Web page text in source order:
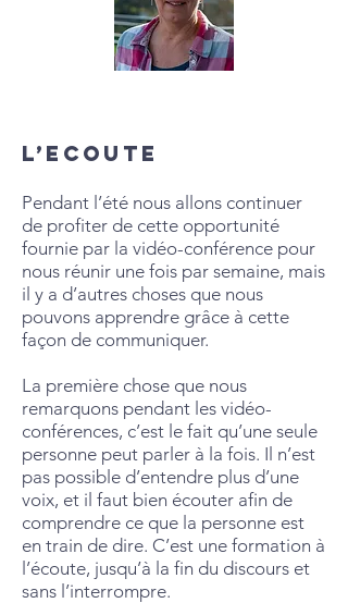
L’ECOUTE
Pendant l’été nous allons continuer
de profiter de cette opportunité
fournie par la vidéo-conférence pour
nous réunir une fois par semaine, mais
il y a d’autres choses que nous
pouvons apprendre grâce à cette
façon de communiquer.
La première chose que nous
remarquons pendant les vidéo-
conférences, c’est le fait qu’une seule
personne peut parler à la fois. Il n’est
pas possible d’entendre plus d’une
voix, et il faut bien écouter afin de
comprendre ce que la personne est
en train de dire. C’est une formation à
l’écoute, jusqu’à la fin du discours et
sans l’interrompre.